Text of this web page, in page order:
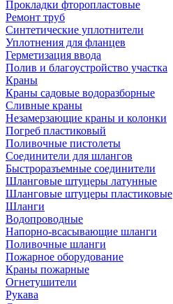
Прокладки фторопластовые
Ремонт труб
Синтетические уплотнители
Уплотнения для фланцев
Герметизация ввода
Полив и благоустройство участка
Краны
Краны садовые водоразборные
Сливные краны
Незамерзающие краны и колонки
Погреб пластиковый
Поливочные пистолеты
Соединители для шлангов
Быстроразъемные соединители
Шланговые штуцеры латунные
Шланговые штуцеры пластиковые
Шланги
Водопроводные
Напорно-всасывающие шланги
Поливочные шланги
Пожарное оборудование
Краны пожарные
Огнетушители
Рукава